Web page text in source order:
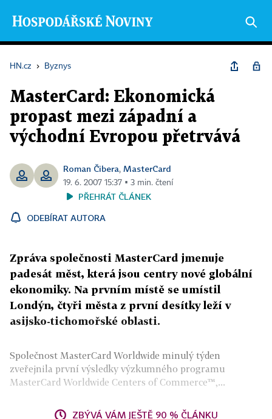
HN.cz › Byznys
MasterCard: Ekonomická
propast mezi západní a
východní Evropou přetrvává
Roman Čibera, MasterCard
19. 6. 2007 15:37 ▪ 3 min. čtení
PŘEHRÁT ČLÁNEK
ODEBÍRAT AUTORA
Zpráva společnosti MasterCard jmenuje
padesát měst, která jsou centry nové globální
ekonomiky. Na prvním místě se umístil
Londýn, čtyři města z první desítky leží v
asijsko-tichomořské oblasti.
Společnost MasterCard Worldwide minulý týden
zveřejnila první výsledky výzkumného programu
MasterCard Worldwide Centers of Commerce™,...
ZBÝVÁ VÁM JEŠTĚ 90 % ČLÁNKU